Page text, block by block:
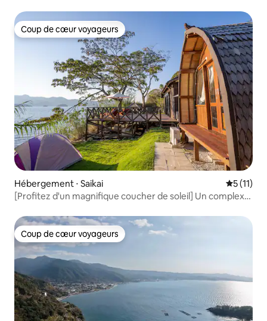
チェックアウト：10:00 ※ レイトチェック
アウトは固く禁止させていただきます。
※ 滞在前後のお荷物預かりはお断りして
います。 ■ 清掃 当施設はホテルではない
ため、滞在中の清掃及びリネン交換はご
ざいません。 掃除用具と洗濯乾燥機をご
利用ください。 ■ 禁止事項 ・チェックア
ウト時刻を過ぎても退室されていない
（延滞料金2,750円/15分） ・申請承認前
で延泊希望により退室されていない ・近
隣に迷惑の掛かる騒音（特に21時〜7時）
(罰金33,000円) ・喫煙が発覚した場合
や、室内などに吸い殻を持ち込まれた場
合（罰金55,000円） ・近隣へのゴミの不
り多い人数で宿泊されていた場合
（22,000円 × 超過人数分×宿泊数） ・施
購入や修理の費用をご請求） ・敷地内へ
のペットの同伴 ※ 上記行為が見受けられ
た場合は追加料金をお支払いいただきま
す。 ■ 宿泊者情報の提出 宿泊者様全員に
下記情報をご提出いただきます。 ・氏
名、住所、職業、国籍 ・パスポート画像
※ 宿泊に関する法律遵守のためご協力願
います。 ※ 日本在住のお客様も顔写真付
き身分証のご提出が必要です。 ※ ご提出
5 personnes maximum
Coup de cœur voyageurs
Coup de cœur voyageurs
Hébergement ⋅ Saikai
5 (11)
[Profitez d'un magnifique coucher de soleil] Un complexe
Nagasaki
Coup de cœur voyageurs
Coup de cœur voyageurs